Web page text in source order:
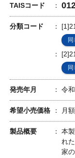
TAISコード
分類コード
発売年月 令
希望小売価格 月
製品概要
本
れ
家